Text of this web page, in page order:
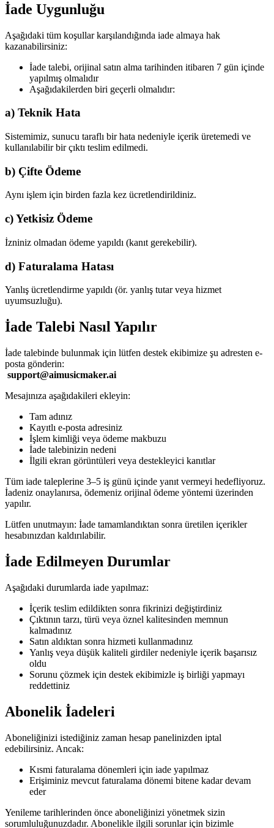
İade Uygunluğu
Aşağıdaki tüm koşullar karşılandığında iade almaya hak
kazanabilirsiniz:
İade talebi, orijinal satın alma tarihinden itibaren 7 gün içinde
yapılmış olmalıdır
Aşağıdakilerden biri geçerli olmalıdır:
a) Teknik Hata
Sistemimiz, sunucu taraflı bir hata nedeniyle içerik üretemedi ve
kullanılabilir bir çıktı teslim edilmedi.
b) Çifte Ödeme
Aynı işlem için birden fazla kez ücretlendirildiniz.
c) Yetkisiz Ödeme
İzniniz olmadan ödeme yapıldı (kanıt gerekebilir).
d) Faturalama Hatası
Yanlış ücretlendirme yapıldı (ör. yanlış tutar veya hizmet
uyumsuzluğu).
İade Talebi Nasıl Yapılır
İade talebinde bulunmak için lütfen destek ekibimize şu adresten e-
posta gönderin:
support@aimusicmaker.ai
Mesajınıza aşağıdakileri ekleyin:
Tam adınız
Kayıtlı e-posta adresiniz
İşlem kimliği veya ödeme makbuzu
İade talebinizin nedeni
İlgili ekran görüntüleri veya destekleyici kanıtlar
Tüm iade taleplerine 3–5 iş günü içinde yanıt vermeyi hedefliyoruz.
İadeniz onaylanırsa, ödemeniz orijinal ödeme yöntemi üzerinden
yapılır.
Lütfen unutmayın: İade tamamlandıktan sonra üretilen içerikler
hesabınızdan kaldırılabilir.
İade Edilmeyen Durumlar
Aşağıdaki durumlarda iade yapılmaz:
İçerik teslim edildikten sonra fikrinizi değiştirdiniz
Çıktının tarzı, türü veya öznel kalitesinden memnun
kalmadınız
Satın aldıktan sonra hizmeti kullanmadınız
Yanlış veya düşük kaliteli girdiler nedeniyle içerik başarısız
oldu
Sorunu çözmek için destek ekibimizle iş birliği yapmayı
reddettiniz
Abonelik İadeleri
Aboneliğinizi istediğiniz zaman hesap panelinizden iptal
edebilirsiniz. Ancak:
Kısmi faturalama dönemleri için iade yapılmaz
Erişiminiz mevcut faturalama dönemi bitene kadar devam
eder
Yenileme tarihlerinden önce aboneliğinizi yönetmek sizin
sorumluluğunuzdadır. Abonelikle ilgili sorunlar için bizimle